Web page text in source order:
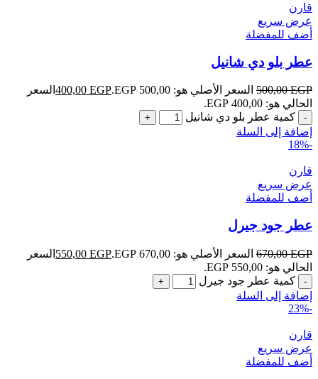
قارن
عرض سريع
أضف للمفضلة
عطر بلو دي شانيل
500,00EGP السعر الأصلي هو: 500,00 EGP. 400,00 EGP
السعر
الحالي هو: 400,00 EGP.
كمية عطر بلو دي شانيل
إضافة إلى السلة
-18%
قارن
عرض سريع
أضف للمفضلة
عطر جود جيرل
670,00EGP السعر الأصلي هو: 670,00 EGP. 550,00 EGP
السعر
الحالي هو: 550,00 EGP.
كمية عطر جود جيرل
إضافة إلى السلة
-23%
قارن
عرض سريع
أضف للمفضلة